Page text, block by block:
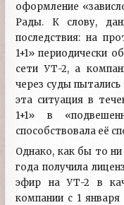
оформление
Рады. К слову,
последствия: на
1+1» периодически
сети УТ-2, а
через суды
эта ситуация в
1+1» в
способствовала её
Однако, как бы то ни
года получила
эфир на УТ-2 в
компании с 1